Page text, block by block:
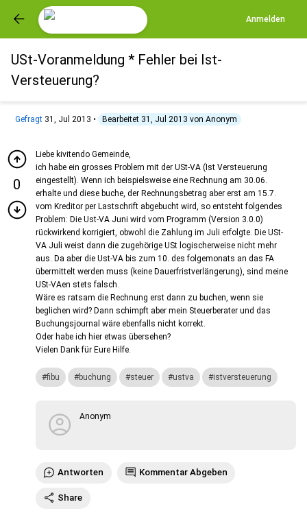
Anmelden
USt-Voranmeldung * Fehler bei Ist-
Versteuerung?
Gefragt 31, Jul 2013 • Bearbeitet 31, Jul 2013 vonAnonym
0
Liebe kivitendo Gemeinde,
ich habe ein grosses Problem mit der USt-VA (Ist Versteuerung
eingestellt). Wenn ich beispielsweise eine Rechnung am 30.06.
erhalte und diese buche, der Rechnungsbetrag aber erst am 15.7.
vom Kreditor per Lastschrift abgebucht wird, so entsteht folgendes
Problem: Die Ust-VA Juni wird vom Programm (Version 3.0.0)
rückwirkend korrigiert, obwohl die Zahlung im Juli erfolgte. Die USt-
VA Juli weist dann die zugehörige USt logischerweise nicht mehr
aus. Da aber die Ust-VA bis zum 10. des folgemonats an das FA
übermittelt werden muss (keine Dauerfristverlängerung), sind meine
USt-VAen stets falsch.
Wäre es ratsam die Rechnung erst dann zu buchen, wenn sie
beglichen wird? Dann schimpft aber mein Steuerberater und das
Buchungsjournal wäre ebenfalls nicht korrekt.
Oder habe ich hier etwas übersehen?
Vielen Dank für Eure Hilfe.
fibu buchung steuer ustva istversteuerung
Anonym
Antworten Kommentar Abgeben
Share